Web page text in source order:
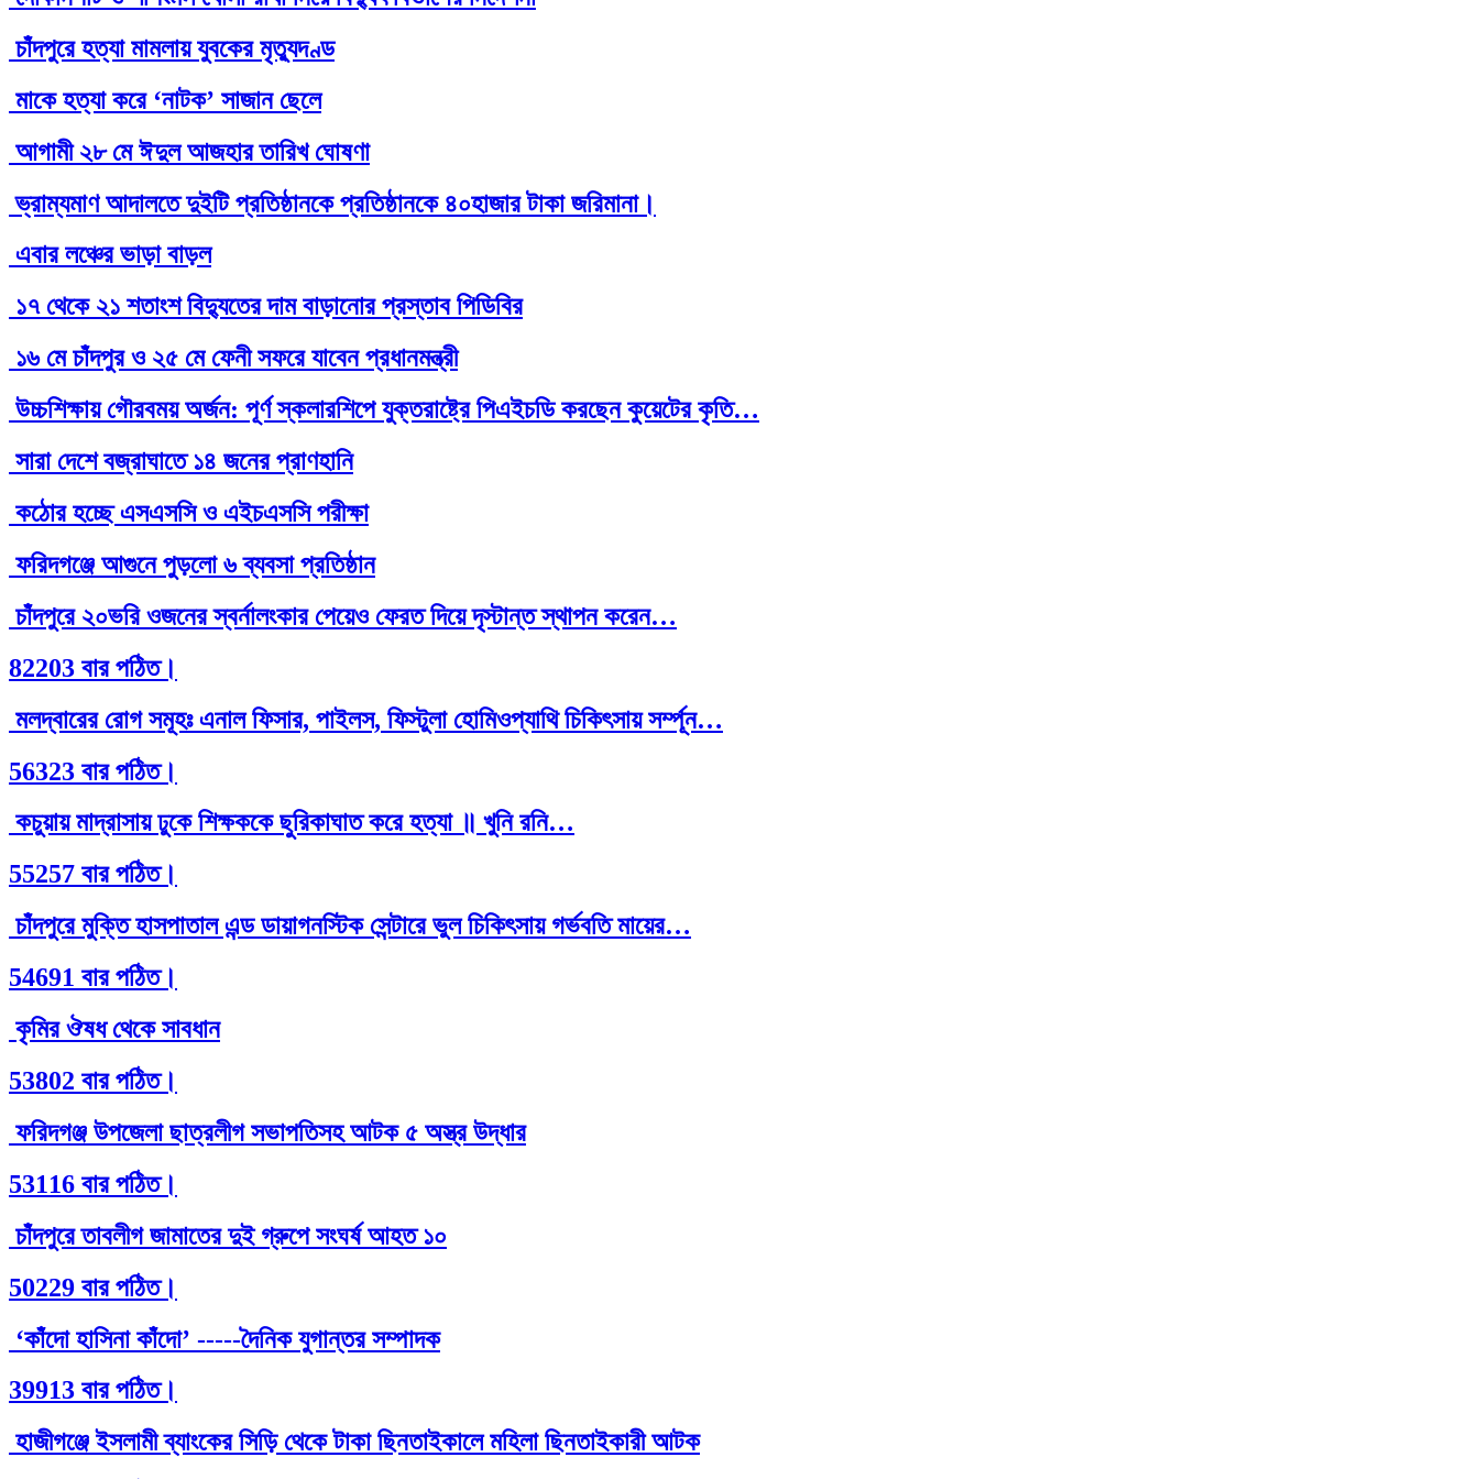
চাঁদপুরে হত্যা মামলায় যুবকের মৃত্যুদণ্ড
মাকে হত্যা করে ‘নাটক’ সাজান ছেলে
আগামী ২৮ মে ঈদুল আজহার তারিখ ঘোষণা
ভ্রাম্যমাণ আদালতে দুইটি প্রতিষ্ঠানকে প্রতিষ্ঠানকে ৪০হাজার টাকা জরিমানা।
এবার লঞ্চের ভাড়া বাড়ল
১৭ থেকে ২১ শতাংশ বিদ্যুতের দাম বাড়ানোর প্রস্তাব পিডিবির
১৬ মে চাঁদপুর ও ২৫ মে ফেনী সফরে যাবেন প্রধানমন্ত্রী
উচ্চশিক্ষায় গৌরবময় অর্জন: পূর্ণ স্কলারশিপে যুক্তরাষ্ট্রে পিএইচডি করছেন কুয়েটের কৃতি…
সারা দেশে বজ্রাঘাতে ১৪ জনের প্রাণহানি
কঠোর হচ্ছে এসএসসি ও এইচএসসি পরীক্ষা
ফরিদগঞ্জে আগুনে পুড়লো ৬ ব্যবসা প্রতিষ্ঠান
চাঁদপুরে ২০ভরি ওজনের স্বর্নালংকার পেয়েও ফেরত দিয়ে দৃস্টান্ত স্থাপন করেন…
82203 বার পঠিত।
মলদ্বারের রোগ সমূহঃ এনাল ফিসার, পাইলস, ফিস্টুলা হোমিওপ্যাথি চিকিৎসায় সর্ম্পূন…
56323 বার পঠিত।
কচুয়ায় মাদ্রাসায় ঢুকে শিক্ষককে ছুরিকাঘাত করে হত্যা ॥ খুনি রনি…
55257 বার পঠিত।
চাঁদপুরে মুক্তি হাসপাতাল এন্ড ডায়াগনস্টিক সেন্টারে ভুল চিকিৎসায় গর্ভবতি মায়ের…
54691 বার পঠিত।
কৃমির ঔষধ থেকে সাবধান
53802 বার পঠিত।
ফরিদগঞ্জ উপজেলা ছাত্রলীগ সভাপতিসহ আটক ৫ অস্ত্র উদ্ধার
53116 বার পঠিত।
চাঁদপুরে তাবলীগ জামাতের দুই গ্রুপে সংঘর্ষ আহত ১০
50229 বার পঠিত।
‘কাঁদো হাসিনা কাঁদো’ -----দৈনিক যুগান্তর সম্পাদক
39913 বার পঠিত।
হাজীগঞ্জে ইসলামী ব্যাংকের সিড়ি থেকে টাকা ছিনতাইকালে মহিলা ছিনতাইকারী আটক